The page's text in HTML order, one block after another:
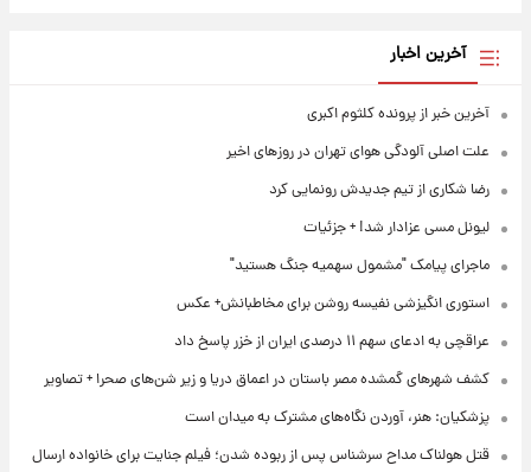
آخرین اخبار
آخرین خبر از پرونده کلثوم اکبری
علت اصلی آلودگی هوای تهران در روزهای اخیر
رضا شکاری از تیم جدیدش رونمایی کرد
لیونل مسی عزادار شد! + جزئیات
ماجرای پیامک "مشمول سهمیه جنگ هستید"
استوری انگیزشی نفیسه روشن برای مخاطبانش+ عکس
عراقچی به ادعای سهم ۱۱ درصدی ایران از خزر پاسخ داد
کشف شهرهای گمشده مصر باستان در اعماق دریا و زیر شن‌های صحرا + تصاویر
پزشکیان: هنر، آوردن نگاه‌های مشترک به میدان است
قتل هولناک مداح سرشناس پس از ربوده شدن؛ فیلم جنایت برای خانواده ارسال